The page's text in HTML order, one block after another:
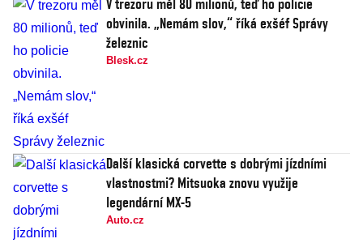
V trezoru měl 80 milionů, teď ho policie
obvinila. „Nemám slov,“ říká exšéf Správy
železnic
Blesk.cz
Další klasická corvette s dobrými jízdními
vlastnostmi? Mitsuoka znovu využije
legendární MX-5
Auto.cz